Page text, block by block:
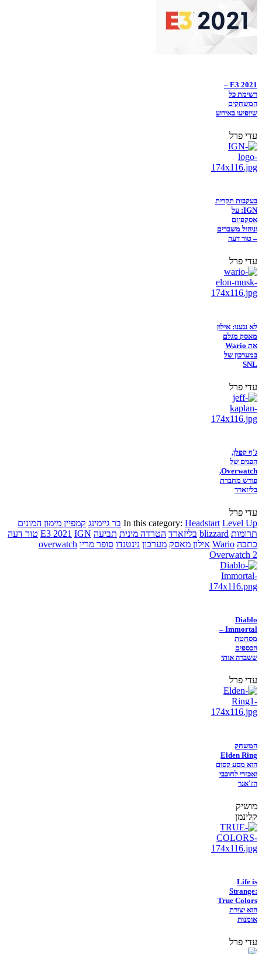
E3 2021 –
רשימת כל
המשחקים
שיופיעו באירוע
עדי פרל
בעקבות תקרית
IGN: על
אסקפיזם
וניהול משברים
– טור דעה
עדי פרל
לא נגענו: אילון
מאסק מגלם
את Wario
במערכון של
SNL
עדי פרל
ג'ף קפלן,
הפנים של
Overwatch,
פורש מחברת
בליזארד
עדי פרל
In this category: Headstart Level Up בר גיימינג קמפיין מימון המונים
תרומות blizzard בליזארד הטרדה מינית תביעה E3 2021 IGN
טור דעה
כתבה Wario אילון מאסק מערכון נינטנדו סופר מריו overwatch
Overwatch 2
Diablo
Immortal –
מסחטת
הכספים
ששברה אותי
עדי פרל
המשחק
Elden Ring
הוא מסע קסום
ואכזרי לחובבי
הז'אנר
מושיק
קלינמן
Life is
Strange:
True Colors
הוא יצירת
אומנות
עדי פרל